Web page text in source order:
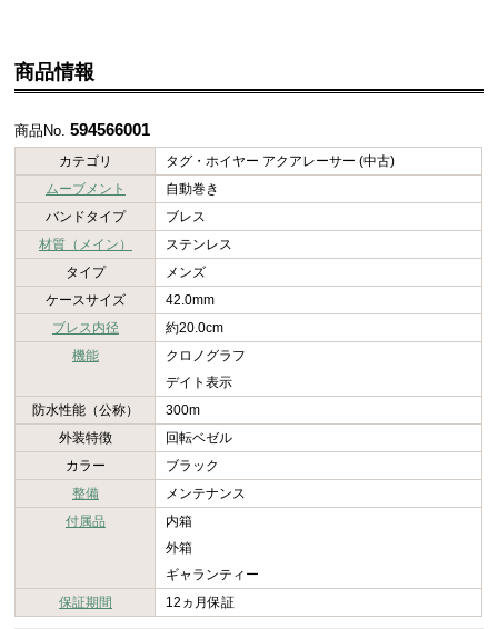
商品情報
商品No.594566001
カテゴリ
タグ・ホイヤー アクアレーサー (中古)
ムーブメント
自動巻き
バンドタイプ
ブレス
材質（メイン）
ステンレス
タイプ
メンズ
ケースサイズ
42.0mm
ブレス内径
約20.0cm
機能
クロノグラフ
デイト表示
防水性能（公称）
300m
外装特徴
回転ベゼル
カラー
ブラック
整備
メンテナンス
付属品
内箱
外箱
ギャランティー
保証期間
12ヵ月保証